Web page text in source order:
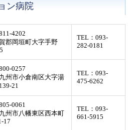
ン病院
4202
郡岡垣町大字手野
TEL：093-
282-0181
0257
州市小倉南区大字湯
21
TEL：093-
475-6262
0061
州市八幡東区西本町
17
TEL：093-
661-5915